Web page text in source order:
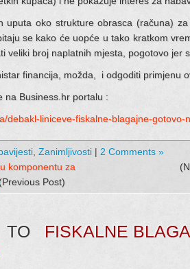
uputa oko strukture obrasca (računa)
se kako će uopće u tako kratkom
veliki broj naplatnih mjesta, pogotovo jer
financija, možda, i odgoditi primjenu
na Business.hr portalu :
debakl-liniceve-fiskalne-blagajne-gotovo-
Zanimljivosti | 2 Comments »
komponentu za
(Previous Post)
TO FISKALNE